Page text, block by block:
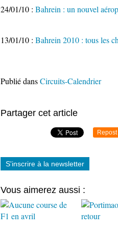
24/01/10 : Bahrein : un nouvel
13/01/10 : Bahrein 2010 : tous les
Publié dansCircuits-Calendrier
Partager cet article
Repost
S'inscrire à la newsletter
Vous aimerez aussi :